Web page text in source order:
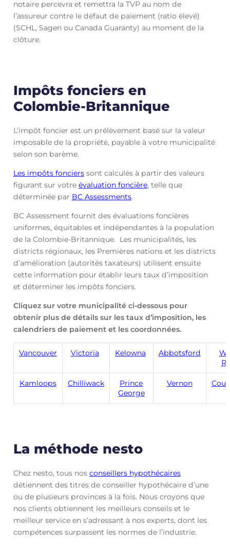
notaire percevra et remettra la TVP au nom de
l’assureur contre le défaut de paiement (ratio élevé)
(SCHL, Sagen ou Canada Guaranty) au moment de la
clôture.
Impôts fonciers en
Colombie-Britannique
L’impôt foncier est un prélèvement basé sur la valeur
imposable de la propriété, payable à votre municipalité
selon son barème.
Les impôts foncierssont calculés à partir des valeurs
figurant sur votre évaluation foncière, telle que
déterminée par BC Assessments.
BC Assessment fournit des évaluations foncières
uniformes, équitables et indépendantes à la population
de la Colombie-Britannique. Les municipalités, les
districts régionaux, les Premières nations et les districts
d’amélioration (autorités taxateurs) utilisent ensuite
cette information pour établir leurs taux d’imposition
et déterminer les impôts fonciers.
Cliquez sur votre municipalité ci-dessous pour
obtenir plus de détails sur les taux d’imposition, les
calendriers de paiement et les coordonnées.
Vancouver Victoria Kelowna Abbotsford
Kamloops Chilliwack
Prince
George
Vernon
La méthode nesto
Chez nesto, tous nos conseillers hypothécaires
détiennent des titres de conseiller hypothécaire d’une
ou de plusieurs provinces à la fois. Nous croyons que
nos clients obtiennent les meilleurs conseils et le
meilleur service en s’adressant à nos experts, dont les
compétences surpassent les normes de l’industrie.